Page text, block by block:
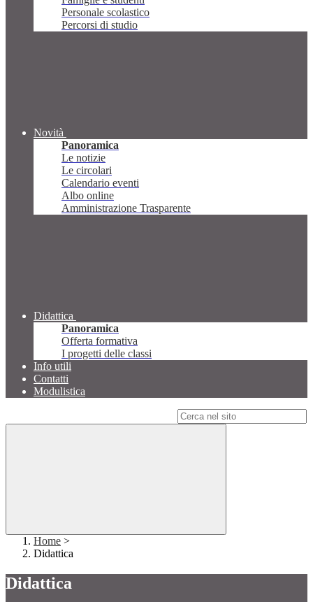
Personale scolastico
Percorsi di studio
Novità
Panoramica
Le notizie
Le circolari
Calendario eventi
Albo online
Amministrazione Trasparente
Didattica
Panoramica
Offerta formativa
I progetti delle classi
Info utili
Contatti
Modulistica
Home >
Didattica
Didattica